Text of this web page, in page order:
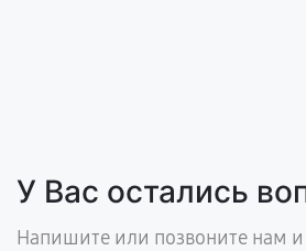
У Вас остались
Напишите или позвоните нам